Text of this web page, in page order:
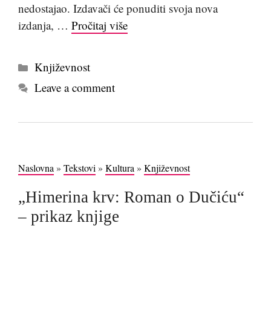
nedostajao. Izdavači će ponuditi svoja nova
izdanja, … Pročitaj više
Kategorije
Književnost
Leave a comment
Naslovna » Tekstovi » Kultura » Književnost
„Himerina krv: Roman o Dučiću“
– prikaz knjige